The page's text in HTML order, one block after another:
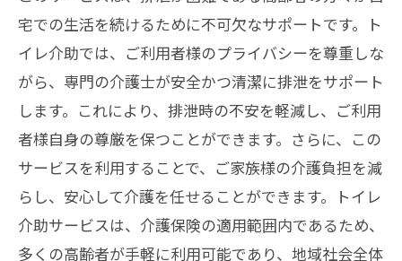
宅での生活を続けるために不可欠なサポートです。ト
イレ介助では、ご利用者様のプライバシーを尊重しな
がら、専門の介護士が安全かつ清潔に排泄をサポート
します。これにより、排泄時の不安を軽減し、ご利用
者様自身の尊厳を保つことができます。さらに、この
サービスを利用することで、ご家族様の介護負担を減
らし、安心して介護を任せることができます。トイレ
介助サービスは、介護保険の適用範囲内であるため、
多くの高齢者が手軽に利用可能であり、地域社会全体